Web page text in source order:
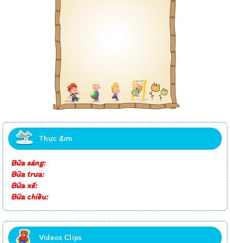
Thực đơn
Bữa sáng:
Bữa trưa:
Bữa xế:
Bữa chiều:
Videos Clips